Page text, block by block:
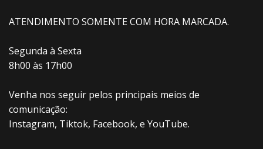
ATENDIMENTO SOMENTE COM HORA MARCADA.
Segunda à Sexta
8h00 às 17h00
Venha nos seguir pelos principais meios de
comunicação:
Instagram, Tiktok, Facebook, e YouTube.